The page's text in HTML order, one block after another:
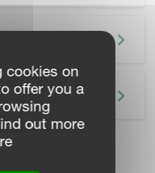
cookies on
offer you a
out more